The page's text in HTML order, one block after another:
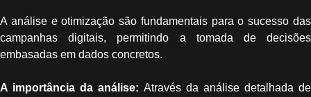
A análise e otimização são fundamentais para o sucesso das
campanhas digitais, permitindo a tomada de decisões
embasadas em dados concretos.
A importância da análise: Através da análise detalhada de